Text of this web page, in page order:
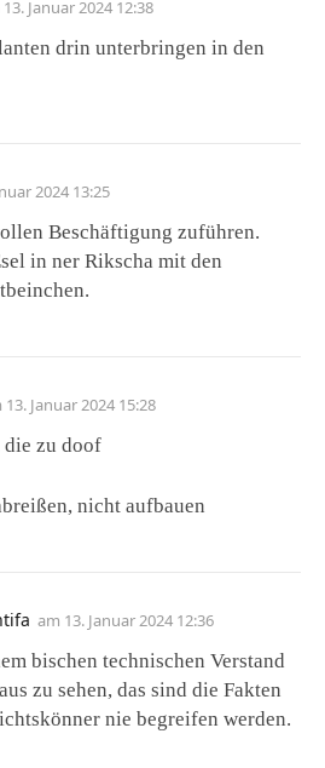
13. Januar 2024 12:38
drin unterbringen in den
2024 13:25
Beschäftigung zuführen.
in ner Rikscha mit den
13. Januar 2024 15:28
die zu doof
nicht aufbauen
am 13. Januar 2024 12:36
bischen technischen Verstand
zu sehen, das sind die Fakten
nie begreifen werden.